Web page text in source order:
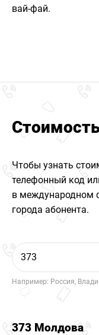
вай-фай.
Чтобы узнать
телефонный код
в международном
города абонента.
Например: Россия,
373 Молдова